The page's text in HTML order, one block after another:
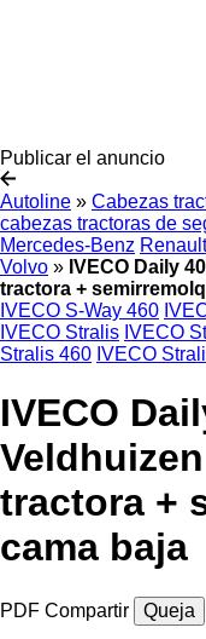
Publicar el anuncio
Autoline » Cabezas
cabezas tractoras de
Mercedes-Benz Renault
Volvo » IVECO Daily
tractora +
IVECO S-Way 460
IVECO Stralis IVECO
Stralis 460 IVECO
IVECO
tractora +
cama baja
PDF Compartir Queja